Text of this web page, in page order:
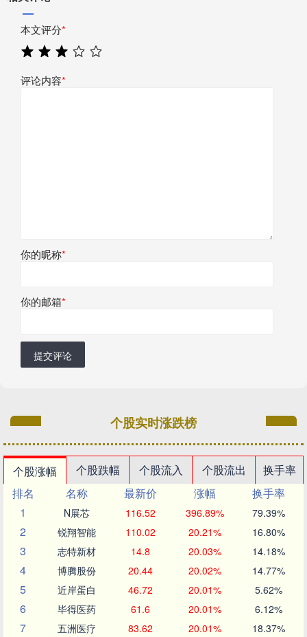
本文评分*
评论内容*
你的昵称*
你的邮箱*
提交评论
个股实时涨跌榜
个股涨幅 个股跌幅 个股流入 个股流出
换手率
排名
名称 最新价 涨幅
换手率
1
N展芯 116.52 396.89% 79.39%
2 锐翔智能 110.02 20.21% 16.80%
3 志特新材 14.8 20.03% 14.18%
4 博腾股份 20.44 20.02% 14.77%
5 近岸蛋白 46.72 20.01% 5.62%
6 毕得医药 61.6 20.01% 6.12%
7 五洲医疗 83.62 20.01% 18.37%